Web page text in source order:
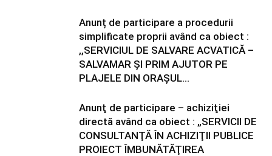
Anunț de participare a procedurii
simplificate proprii având ca obiect :
,,SERVICIUL DE SALVARE ACVATICĂ –
SALVAMAR ȘI PRIM AJUTOR PE
PLAJELE DIN ORAȘUL...
Anunţ de participare – achiziţiei
directă având ca obiect : „SERVICII DE
CONSULTANŢĂ ÎN ACHIZIŢII PUBLICE
PROIECT ÎMBUNĂTĂŢIREA